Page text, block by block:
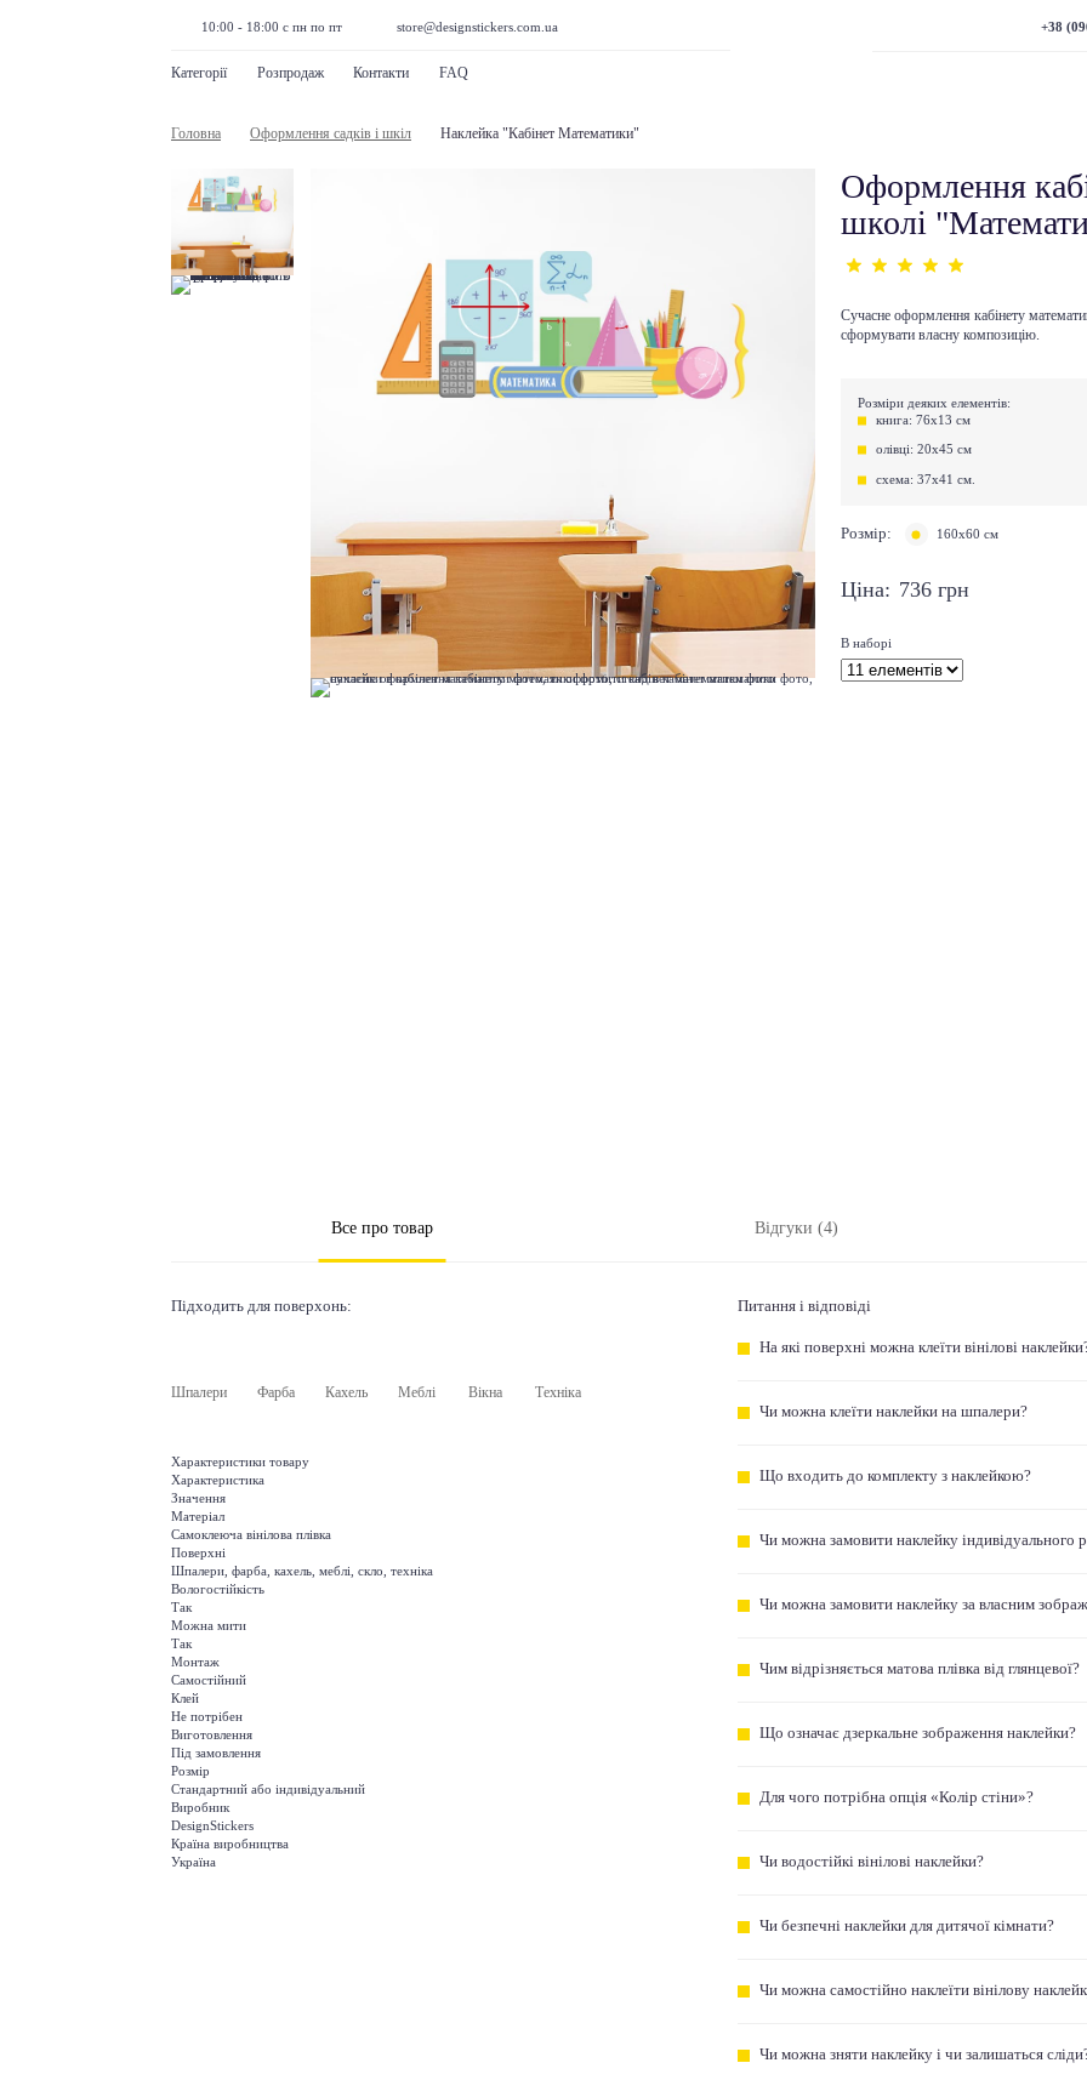
10:00 - 18:00 с пн по пт store@designstickers.com.ua
Категорії Розпродаж Контакти FAQ
+38
Головна Оформлення садків і шкіл Наклейка "Кабінет Математики"
Оформлення
школі
Сучасне оформлення кабінету
сформувати власну композицію.
Розміри деяких елементів:
книга: 76х13 см
олівці: 20х45 см
схема: 37х41 см.
Розмір: 160х60 см
Ціна: 736 грн
В наборі
Все про товар Відгуки (4)
Підходить для поверхонь:
Шпалери Фарба Кахель Меблі Вікна Техніка
Характеристики товару
Характеристика
Значення
Матеріал
Самоклеюча вінілова плівка
Поверхні
Шпалери, фарба, кахель, меблі, скло, техніка
Вологостійкість
Так
Можна мити
Так
Монтаж
Самостійний
Клей
Не потрібен
Виготовлення
Під замовлення
Розмір
Стандартний або індивідуальний
Виробник
DesignStickers
Країна виробництва
Україна
Питання і відповіді
На які поверхні можна клеїти вінілові
Чи можна клеїти наклейки на шпалери?
Що входить до комплекту з наклейкою?
Чи можна замовити наклейку індивідуального
Чи можна замовити наклейку за власним
Чим відрізняється матова плівка від глянцевої?
Що означає дзеркальне зображення наклейки?
Для чого потрібна опція «Колір стіни»?
Чи водостійкі вінілові наклейки?
Чи безпечні наклейки для дитячої кімнати?
Чи можна самостійно наклеїти вінілову
Чи можна зняти наклейку і чи залишаться